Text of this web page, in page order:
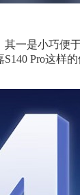
一是小巧
Pro这样